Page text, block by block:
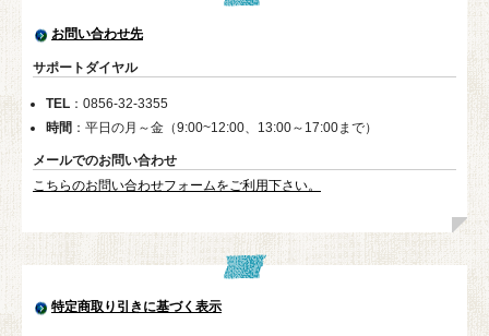
お問い合わせ先
サポートダイヤル
TEL：0856-32-3355
時間 ：平日の月～金（9:00~12:00、13:00～17:00まで）
メールでのお問い合わせ
こちらのお問い合わせフォームをご利用下さい。
特定商取り引きに基づく表示